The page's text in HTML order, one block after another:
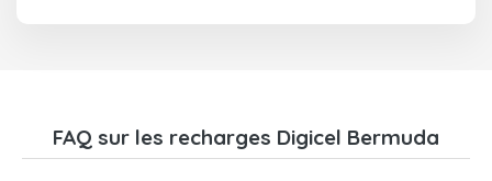
FAQ sur les recharges Digicel Bermuda